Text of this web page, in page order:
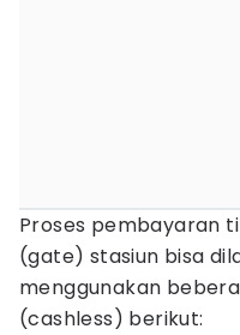
Proses pembayaran
(gate) stasiun bisa
menggunakan
(cashless) berikut: